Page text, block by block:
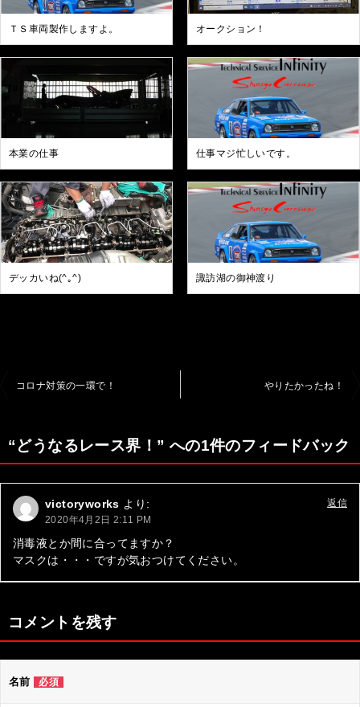
ＴＳ車両製作しますよ。 オークション！
本業の仕事 仕事マジ忙しいです。
デッカいね(^｡^) 諏訪湖の御神渡り
ビ
ゲ
ー
シ
ョ
コロナ対策の一環で！ やりたかったね！
“どうなるレース界！” への1件のフィードバック
victoryworks より:
2020年4月2日 2:11 PM
消毒液とか間に合ってますか？
マスクは・・・ですが気おつけてください。
返信
コメントを残す
名前 必須